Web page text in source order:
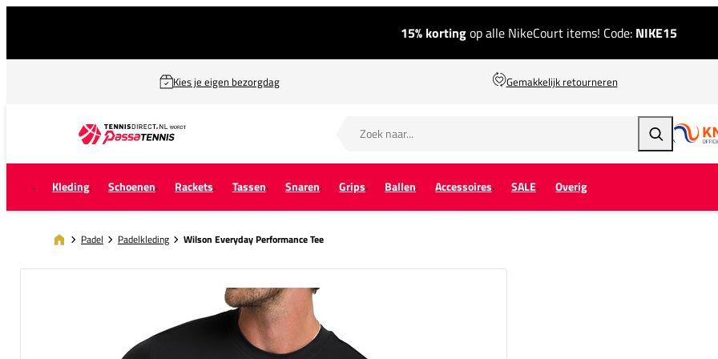
15% kortingop alle NikeCourt items! Code: NIKE15
Kies je eigen bezorgdag Gemakkelijk retourneren
Zoeken
Kleding Schoenen Rackets Tassen Snaren Grips Ballen Accessoires SALE Overig
Padel Padelkleding Wilson Everyday Performance Tee